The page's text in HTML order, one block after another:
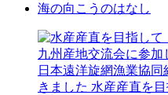
海の向こうのはなし
日本遠洋旋網漁業協
きました 水産産直を